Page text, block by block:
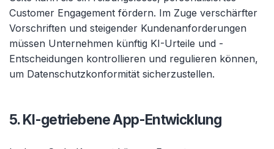
Customer Engagement fördern. Im Zuge verschärfter
Vorschriften und steigender Kundenanforderungen
müssen Unternehmen künftig KI-Urteile und -
Entscheidungen kontrollieren und regulieren können,
um Datenschutzkonformität sicherzustellen.
5. KI-getriebene App-Entwicklung